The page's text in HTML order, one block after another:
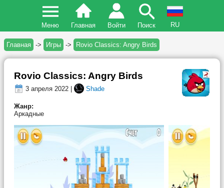
Меню Главная Войти Поиск RU
Главная -> Игры -> Rovio Classics: Angry Birds
Rovio Classics: Angry Birds
3 апреля 2022 | Shade
Жанр:
Аркадные